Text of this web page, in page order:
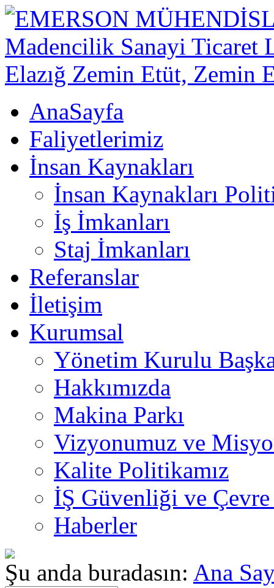
AnaSayfa
Faliyetlerimiz
İnsan Kaynakları
İnsan Kaynakları
İş İmkanları
Staj İmkanları
Referanslar
İletişim
Kurumsal
Yönetim Kurulu
Hakkımızda
Makina Parkı
Vizyonumuz ve
Kalite Politikamız
İŞ Güvenliği ve
Haberler
Şu anda buradasın: Ana